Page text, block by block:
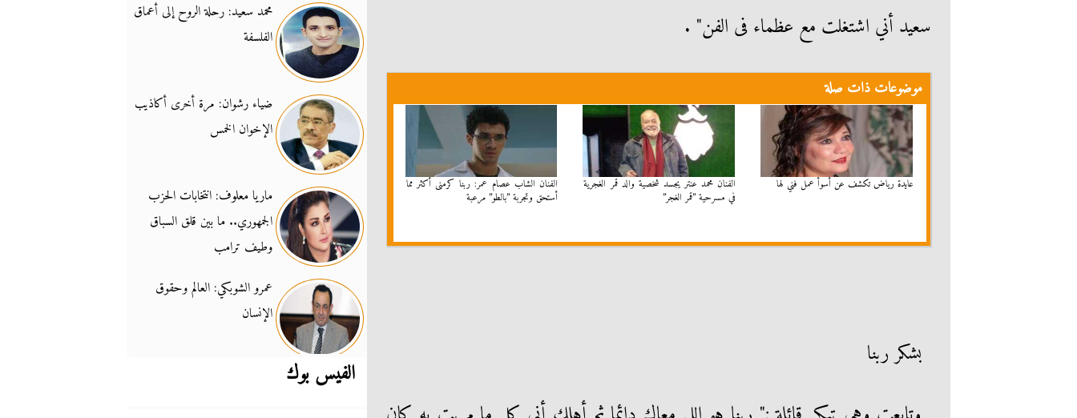
سعيد أني اشتغلت مع عظماء فى الفن" .
موضوعات ذات صلة
عايدة رياض تكشف عن أسوأ عمل فني لها
الفنان محمد عنتر يجسد شخصية والد قمر الغجرية
في مسرحية ”قمر الغجر”
الفنان الشاب عصام عمر: ربنا كرمنى أكثر مما
أستحق وتجربة ”بالطو” مرعبة
بشكر ربنا
محمد سعيد: رحلة الروح إلى أعماق
الفلسفة
ضياء رشوان: مرة أخرى أكاذيب
الإخوان الخمس
ماريا معلوف: انتخابات الحزب
الجمهوري.. ما بين قلق السباق
وطيف ترامب
عمرو الشوبكي: العالم وحقوق
الإنسان
الفيس بوك